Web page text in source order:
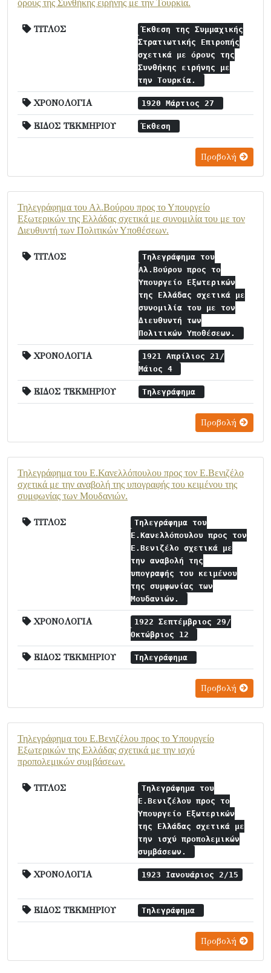
όρους της Συνθήκης ειρήνης με την Τουρκία.
ΤΙΤΛΟΣ
Έκθεση της Συμμαχικής
Στρατιωτικής Επιροπής
σχετικά με όρους της
Συνθήκης ειρήνης με
την Τουρκία.
ΧΡΟΝΟΛΟΓΙΑ 1920 Μάρτιος 27
ΕΙΔΟΣ ΤΕΚΜΗΡΙΟΥ Έκθεση
Προβολή
Τηλεγράφημα του Αλ.Βούρου προς το Υπουργείο
Εξωτερικών της Ελλάδας σχετικά με συνομιλία του με τον
Διευθυντή των Πολιτικών Υποθέσεων.
ΤΙΤΛΟΣ
Τηλεγράφημα του
Αλ.Βούρου προς το
Υπουργείο Εξωτερικών
της Ελλάδας σχετικά με
συνομιλία του με τον
Διευθυντή των
Πολιτικών Υποθέσεων.
ΧΡΟΝΟΛΟΓΙΑ
1921 Απρίλιος 21/
Μάιος 4
ΕΙΔΟΣ ΤΕΚΜΗΡΙΟΥ Τηλεγράφημα
Προβολή
Τηλεγράφημα του Ε.Κανελλόπουλου προς τον Ε.Βενιζέλο
σχετικά με την αναβολή της υπογραφής του κειμένου της
συμφωνίας των Μουδανιών.
ΤΙΤΛΟΣ
Τηλεγράφημα του
Ε.Κανελλόπουλου προς τον
Ε.Βενιζέλο σχετικά με
την αναβολή της
υπογραφής του κειμένου
της συμφωνίας των
Μουδανιών.
ΧΡΟΝΟΛΟΓΙΑ
1922 Σεπτέμβριος 29/
Οκτώβριος 12
ΕΙΔΟΣ ΤΕΚΜΗΡΙΟΥ Τηλεγράφημα
Προβολή
Τηλεγράφημα του Ε.Βενιζέλου προς το Υπουργείο
Εξωτερικών της Ελλάδας σχετικά με την ισχύ
προπολεμικών συμβάσεων.
ΤΙΤΛΟΣ
Τηλεγράφημα του
Ε.Βενιζέλου προς το
Υπουργείο Εξωτερικών
της Ελλάδας σχετικά με
την ισχύ προπολεμικών
συμβάσεων.
ΧΡΟΝΟΛΟΓΙΑ 1923 Ιανουάριος 2/15
ΕΙΔΟΣ ΤΕΚΜΗΡΙΟΥ Τηλεγράφημα
Προβολή